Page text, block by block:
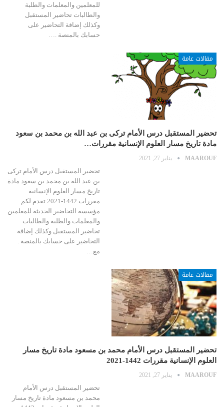
للمعلمين والمعلمات والطلبة
والطالبات تحاضير المستقبل
وكذلك إضافة التحاضير على
حسابك بالمنصة .…
مقالات عامة
تحضير المستقبل درس الأمام تركى بن عبد الله بن محمد بن سعود
مادة تاريخ مسار العلوم الإنسانية مقررات…
MAAROUF يناير 27, 2021
تحضير المستقبل درس الأمام تركى
بن عبد الله بن محمد بن سعود مادة
تاريخ مسار العلوم الإنسانية
مقررات 1442-2021 تقدم لكم
مؤسسة التحاضير الحديثة للمعلمين
والمعلمات والطلبة والطالبات
تحاضير المستقبل وكذلك إضافة
التحاضير على حسابك بالمنصة .
مع…
مقالات عامة
تحضير المستقبل درس الأمام محمد بن مسعود مادة تاريخ مسار
العلوم الإنسانية مقررات 1442-2021
MAAROUF يناير 27, 2021
تحضير المستقبل درس الأمام
محمد بن مسعود مادة تاريخ مسار